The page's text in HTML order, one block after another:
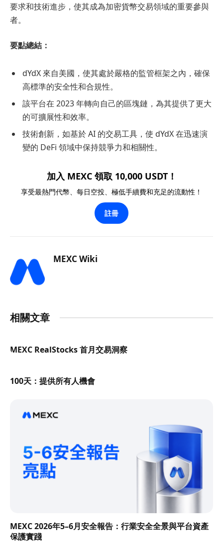
要求和技術進步，使其成為加密貨幣交易領域的重要參與
者。
要點總結：
dYdX 來自美國，使其處於嚴格的監管框架之內，確保
高標準的安全性和合規性。
該平台在 2023 年轉向自己的區塊鏈，為其提供了更大
的可擴展性和效率。
技術創新，如基於 AI 的交易工具，使 dYdX 在迅速演
變的 DeFi 領域中保持競爭力和相關性。
加入 MEXC 領取 10,000 USDT！
享受最熱門代幣、每日空投、極低手續費和充足的流動性！
註冊
MEXC Wiki
相關文章
MEXC RealStocks 首月交易洞察
100天：提供所有人機會
MEXC 2026年5–6月安全報告：行業安全全景與平台資產
保護實踐